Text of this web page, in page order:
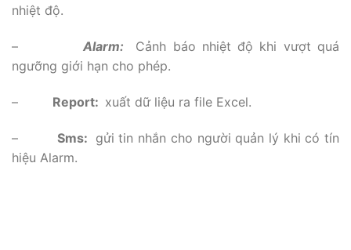
nhiệt độ.
– Alarm:
Cảnh báo nhiệt độ khi vượt quá
ngưỡng giới hạn cho phép.
– Report: xuất dữ liệu ra file Excel.
– Sms: gửi tin nhắn cho người quản lý khi có tín
hiệu Alarm.